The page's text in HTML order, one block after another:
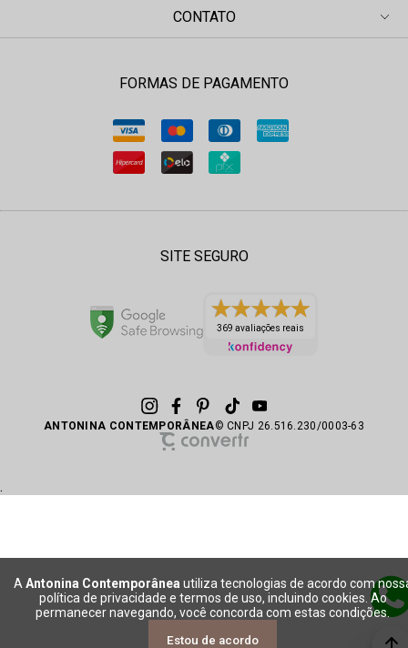
CONTATO
FORMAS DE PAGAMENTO
SITE SEGURO
369 avaliações reais
ANTONINA CONTEMPORÂNEA© CNPJ 26.516.230/0003-63
A Antonina Contemporânea utiliza tecnologias de acordo com
política de privacidade e termos de uso, incluindo cookies. Ao
permanecer navegando, você concorda com estas condições.
Estou de acordo
.